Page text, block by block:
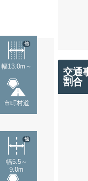
幅13.0m～
他
市町村道
幅5.5～
9.0m
他
交通
割合